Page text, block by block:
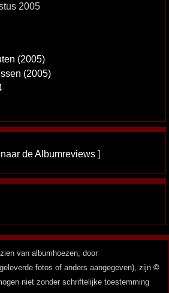
2005
(2005)
(2005)
de Albumreviews ]
van albumhoezen, door
fotos of anders aangegeven), zijn ©
niet zonder schriftelijke toestemming